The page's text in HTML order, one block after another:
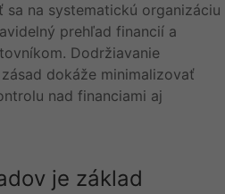
na systematickú organizáciu
prehľad financií a
Dodržiavanie
dokáže minimalizovať
nad financiami aj
je základ